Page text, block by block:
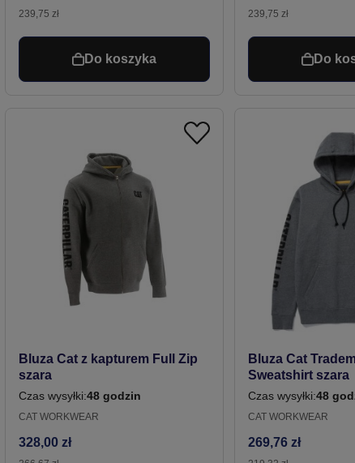
239,75 zł
Do koszyka
239,75 zł
Do
Bluza Cat z kapturem Full Zip
szara
Czas wysyłki:48 godzin
CAT WORKWEAR
328,00 zł
Bluza Cat
Sweatshirt szara
Czas wysyłki:48
CAT WORKWEAR
269,76 zł